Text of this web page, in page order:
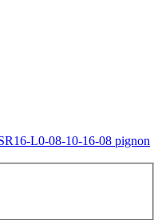
L0-08-10-16-08 pignon